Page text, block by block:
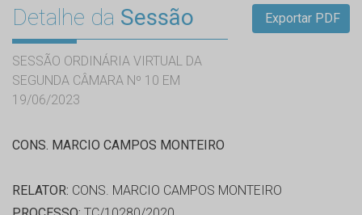
Detalhe da Sessão
SESSÃO ORDINÁRIA VIRTUAL DA
SEGUNDA CÂMARA Nº 10 EM
19/06/2023
Exportar PDF
CONS. MARCIO CAMPOS MONTEIRO
RELATOR: CONS. MARCIO CAMPOS MONTEIRO